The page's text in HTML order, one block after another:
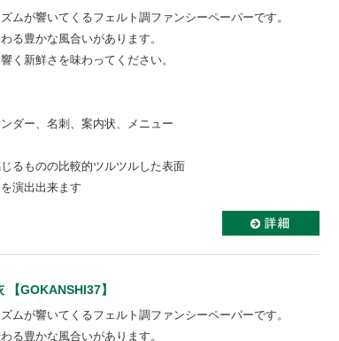
ムが響いてくるフェルト調ファンシーペーパーです。
る豊かな風合いがあります。
く新鮮さを味わってください。
ダー、名刺、案内状、メニュー
るものの比較的ツルツルした表面
演出出来ます
GOKANSHI37】
ムが響いてくるフェルト調ファンシーペーパーです。
る豊かな風合いがあります。